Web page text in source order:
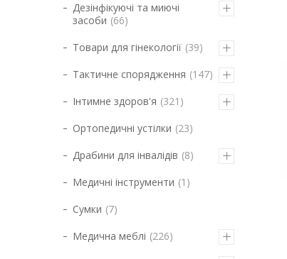
Дезінфікуючі та миючі
засоби 66
Товари для гінекології 39
Тактичне спорядження 147
Інтимне здоров'я 321
Ортопедичні устілки 23
Драбини для інвалідів 8
Медичні інструменти 1
Сумки 7
Медична меблі 226